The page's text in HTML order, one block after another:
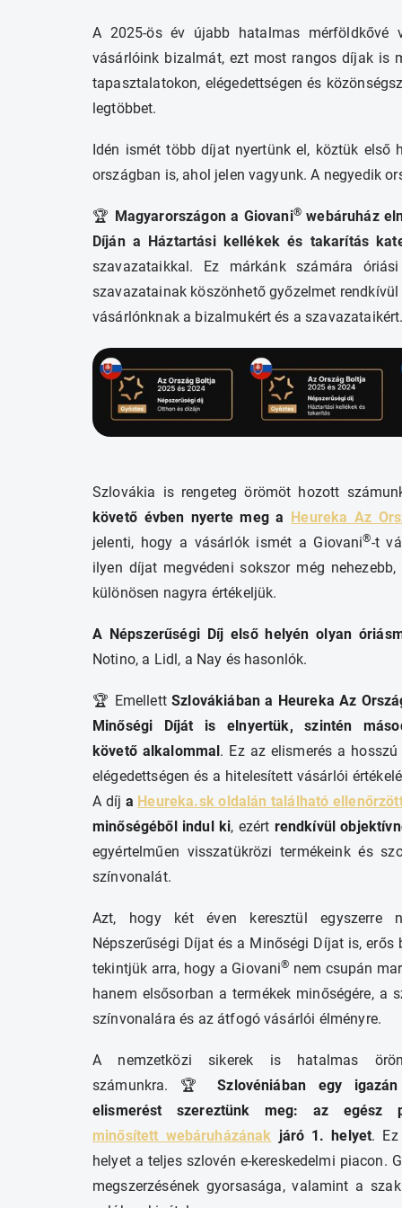
A 2025-ös év újabb hatalmas mérföldkővé
vásárlóink bizalmát, ezt most rangos díjak is
tapasztalatokon, elégedettségen és
legtöbbet.
Idén ismét több díjat nyertünk el, köztük első
országban is, ahol jelen vagyunk. A negyedik
🏆 Magyarországon a Giovani® webáruház
Díján a Háztartási kellékek és takarítás
szavazataikkal. Ez márkánk számára
szavazatainak köszönhető győzelmet
vásárlónknak a bizalmukért és a szavazataikért.
Szlovákia is rengeteg örömöt hozott
követő évben nyerte meg a
Heureka Az
jelenti, hogy a vásárlók ismét a Giovani®-t
ilyen díjat megvédeni sokszor még
különösen nagyra értékeljük.
A Népszerűségi Díj első helyén olyan
Notino, a Lidl, a Nay és hasonlók.
🏆 EmellettSzlovákiában a Heureka Az
Minőségi Díját is elnyertük, szintén
követő alkalommal . Ez az elismerés a
elégedettségen és a hitelesített vásárlói
A díj a Heureka.sk oldalán található
minőségéből indul ki, ezért rendkívül
egyértelműen visszatükrözi termékeink és
színvonalát.
Azt, hogy két éven keresztül egyszerre
Népszerűségi Díjat és a Minőségi Díjat is, erős
tekintjük arra, hogy a Giovani® nem csupán
hanem elsősorban a termékek minőségére, a
színvonalára és az átfogó vásárlói élményre.
A nemzetközi sikerek is hatalmas
számunkra. 🏆Szlovéniában egy
elismerést szereztünk meg: az egész
minősített webáruházának járó 1. helyet. Ez
helyet a teljes szlovén e-kereskedelmi piacon.
megszerzésének gyorsasága, valamint a